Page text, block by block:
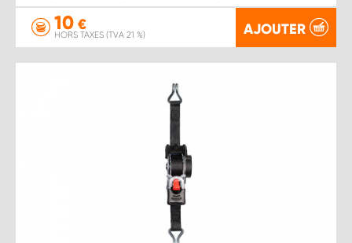
10 €
HORS TAXES (TVA 21 %) AJOUTER